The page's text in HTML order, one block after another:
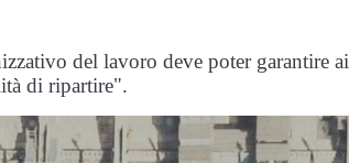
del lavoro deve poter garantire ai
di ripartire".